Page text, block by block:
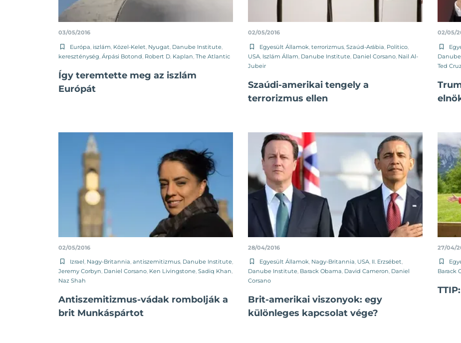
03/05/2016
Európa iszlám Közel-Kelet Nyugat Danube Institute
kereszténység Árpási Botond Robert D. Kaplan The Atlantic
Így teremtette meg az iszlám
Európát
02/05/2016
Egyesült Államok terrorizmus Szaúd-Arábia Politico
USA Iszlám Állam Danube Institute Daniel Corsano Nail Al-
Jubeir
Szaúdi-amerikai tengely a
terrorizmus ellen
02/05/
Ted
02/05/2016
Izrael, Nagy-Britannia, antiszemitizmus, Danube Institute,
Jeremy Corbyn, Daniel Corsano, Ken Livingstone, Sadiq Khan,
Naz Shah
Antiszemitizmus-vádak rombolják a
brit Munkáspártot
28/04/2016
Egyesült Államok, Nagy-Britannia, USA, II. Erzsébet,
Danube Institute, Barack Obama, David Cameron, Daniel
Corsano
Brit-amerikai viszonyok: egy
különleges kapcsolat vége?
27/04/
Barack